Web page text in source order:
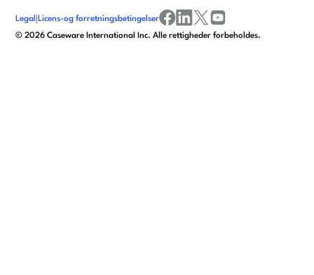
©2026 Caseware International Inc. Alle rettigheder forbeholdes.
Legal |Licens-og forretningsbetingelser
facebook
linkedinx/twitter
youtube